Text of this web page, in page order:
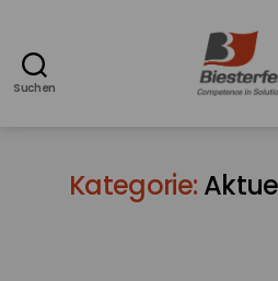
Suchen
bei
Kategorie: